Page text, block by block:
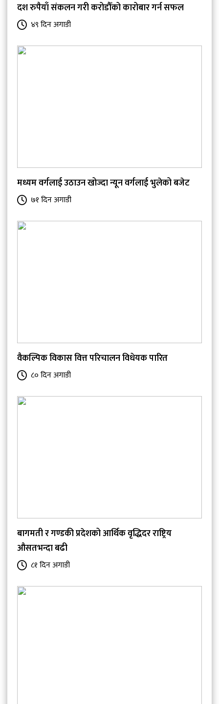
दश रुपैयाँ संकलन गरी करोडौँको कारोबार गर्न सफल
४९ दिन अगाडी
मध्यम वर्गलाई उठाउन खोज्दा न्यून वर्गलाई भुलेको बजेट
७१ दिन अगाडी
वैकल्पिक विकास वित्त परिचालन विधेयक पारित
८० दिन अगाडी
बागमती र गण्डकी प्रदेशको आर्थिक वृद्धिदर राष्ट्रिय
औसतभन्दा बढी
८१ दिन अगाडी